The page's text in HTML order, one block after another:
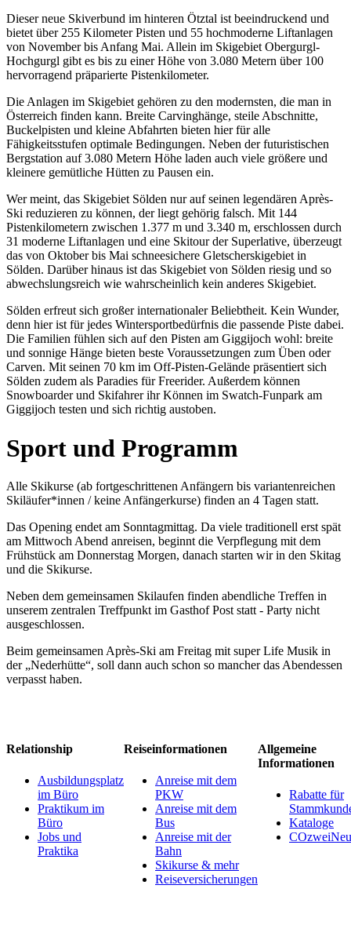
Dieser neue Skiverbund im hinteren Ötztal ist beeindruckend und
bietet über 255 Kilometer Pisten und 55 hochmoderne Liftanlagen
von November bis Anfang Mai. Allein im Skigebiet Obergurgl-
Hochgurgl gibt es bis zu einer Höhe von 3.080 Metern über 100
hervorragend präparierte Pistenkilometer.
Die Anlagen im Skigebiet gehören zu den modernsten, die man in
Österreich finden kann. Breite Carvinghänge, steile Abschnitte,
Buckelpisten und kleine Abfahrten bieten hier für alle
Fähigkeitsstufen optimale Bedingungen. Neben der futuristischen
Bergstation auf 3.080 Metern Höhe laden auch viele größere und
kleinere gemütliche Hütten zu Pausen ein.
Wer meint, das Skigebiet Sölden nur auf seinen legendären Après-
Ski reduzieren zu können, der liegt gehörig falsch. Mit 144
Pistenkilometern zwischen 1.377 m und 3.340 m, erschlossen durch
31 moderne Liftanlagen und eine Skitour der Superlative, überzeugt
das von Oktober bis Mai schneesichere Gletscherskigebiet in
Sölden. Darüber hinaus ist das Skigebiet von Sölden riesig und so
abwechslungsreich wie wahrscheinlich kein anderes Skigebiet.
Sölden erfreut sich großer internationaler Beliebtheit. Kein Wunder,
denn hier ist für jedes Wintersportbedürfnis die passende Piste dabei.
Die Familien fühlen sich auf den Pisten am Giggijoch wohl: breite
und sonnige Hänge bieten beste Voraussetzungen zum Üben oder
Carven. Mit seinen 70 km im Off-Pisten-Gelände präsentiert sich
Sölden zudem als Paradies für Freerider. Außerdem können
Snowboarder und Skifahrer ihr Können im Swatch-Funpark am
Giggijoch testen und sich richtig austoben.
Sport und Programm
Alle Skikurse (ab fortgeschrittenen Anfängern bis variantenreichen
Skiläufer*innen / keine Anfängerkurse) finden an 4 Tagen statt.
Das Opening endet am Sonntagmittag. Da viele traditionell erst spät
am Mittwoch Abend anreisen, beginnt die Verpflegung mit dem
Frühstück am Donnerstag Morgen, danach starten wir in den Skitag
und die Skikurse.
Neben dem gemeinsamen Skilaufen finden abendliche Treffen in
unserem zentralen Treffpunkt im Gasthof Post statt - Party nicht
ausgeschlossen.
Beim gemeinsamen Après-Ski am Freitag mit super Life Musik in
der „Nederhütte“, soll dann auch schon so mancher das Abendessen
verpasst haben.
Relationship
Ausbildungsplatz
im Büro
Praktikum im
Büro
Jobs und
Praktika
Reiseinformationen
Anreise mit dem
PKW
Anreise mit dem
Bus
Anreise mit der
Bahn
Skikurse & mehr
Reiseversicherungen
Allgemeine
Informationen
Rabatte für
Kataloge